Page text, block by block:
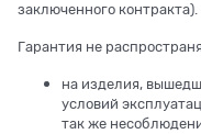
заключенного контракта).
Гарантия не
на изделия,
условий
так же